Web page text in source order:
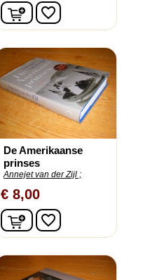
In winkelwagen
favorite_border
De Amerikaanse
prinses
Annejet van der Zijl ;
€ 8,00
In winkelwagen
favorite_border